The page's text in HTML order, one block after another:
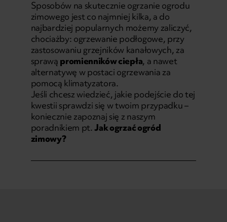
Sposobów na skutecznie ogrzanie ogrodu
zimowego jest co najmniej kilka, a do
najbardziej popularnych możemy zaliczyć,
chociażby: ogrzewanie podłogowe, przy
zastosowaniu grzejników kanałowych, za
sprawą promienników ciepła, a nawet
alternatywę w postaci ogrzewania za
pomocą klimatyzatora.
Jeśli chcesz wiedzieć, jakie podejście do tej
kwestii sprawdzi się w twoim przypadku –
koniecznie zapoznaj się z naszym
poradnikiem pt. Jak ogrzać ogród
zimowy?